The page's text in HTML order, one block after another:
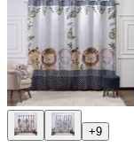
+9